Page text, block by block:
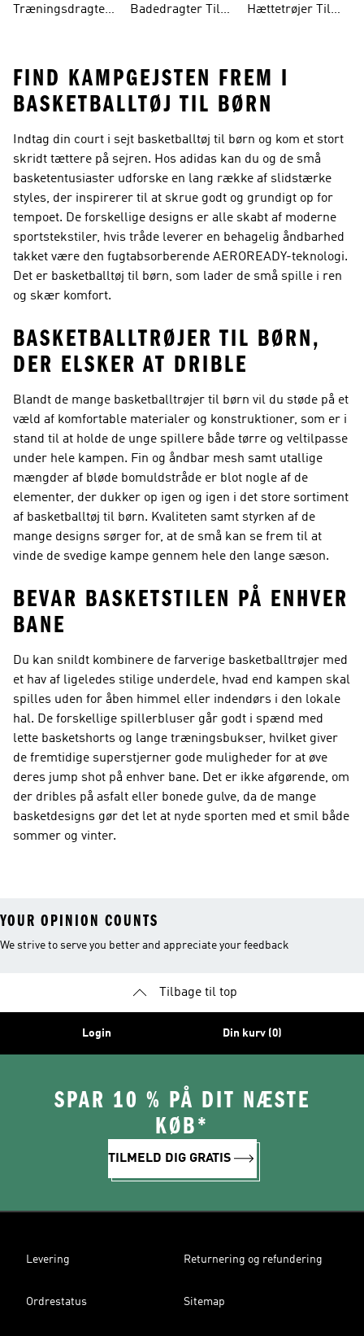
Træningsdragter
Badedragter Til
Hættetrøjer Til
FIND KAMPGEJSTEN FREM I
BASKETBALLTØJ TIL BØRN
Indtag din court i sejt basketballtøj til børn og kom et stort
skridt tættere på sejren. Hos adidas kan du og de små
basketentusiaster udforske en lang række af slidstærke
styles, der inspirerer til at skrue godt og grundigt op for
tempoet. De forskellige designs er alle skabt af moderne
sportstekstiler, hvis tråde leverer en behagelig åndbarhed
takket være den fugtabsorberende AEROREADY-teknologi.
Det er basketballtøj til børn, som lader de små spille i ren
og skær komfort.
BASKETBALLTRØJER TIL BØRN,
DER ELSKER AT DRIBLE
Blandt de mange basketballtrøjer til børn vil du støde på et
væld af komfortable materialer og konstruktioner, som er i
stand til at holde de unge spillere både tørre og veltilpasse
under hele kampen. Fin og åndbar mesh samt utallige
mængder af bløde bomuldstråde er blot nogle af de
elementer, der dukker op igen og igen i det store sortiment
af basketballtøj til børn. Kvaliteten samt styrken af de
mange designs sørger for, at de små kan se frem til at
vinde de svedige kampe gennem hele den lange sæson.
BEVAR BASKETSTILEN PÅ ENHVER
BANE
Du kan snildt kombinere de farverige basketballtrøjer med
et hav af ligeledes stilige underdele, hvad end kampen skal
spilles uden for åben himmel eller indendørs i den lokale
hal. De forskellige spillerbluser går godt i spænd med
lette basketshorts og lange træningsbukser, hvilket giver
de fremtidige superstjerner gode muligheder for at øve
deres jump shot på enhver bane. Det er ikke afgørende, om
der dribles på asfalt eller bonede gulve, da de mange
basketdesigns gør det let at nyde sporten med et smil både
sommer og vinter.
YOUR OPINION COUNTS
We strive to serve you better and appreciate your feedback
Tilbage til top
Login Din kurv (0)
SPAR 10 % PÅ DIT NÆSTE
KØB*
TILMELD DIG GRATIS
Levering Returnering og refundering
Ordrestatus Sitemap